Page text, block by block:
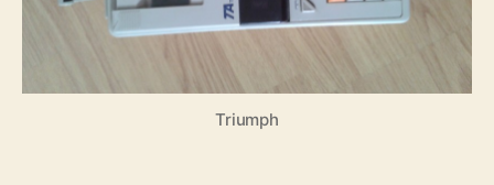
Triumph